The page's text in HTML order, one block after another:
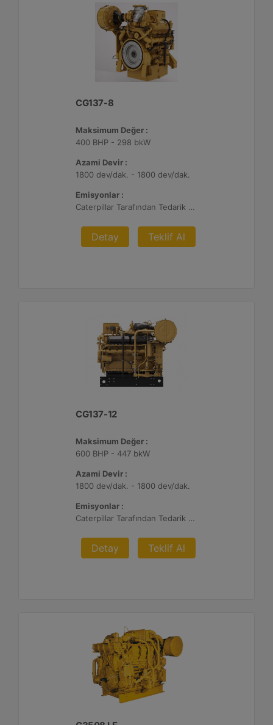
CG137-8
Maksimum Değer :
400 BHP - 298 bkW
Azami Devir :
1800 dev/dak. - 1800 dev/dak.
Emisyonlar :
Caterpillar Tarafından Tedarik Edilen veya Müşteri Tarafından Sağlanan Atık Arıtma ile NSPS Saha Uyumluluğuna Sahiptir, %0,5 O2 Ayar Noktası
Detay Teklif Al
CG137-12
Maksimum Değer :
600 BHP - 447 bkW
Azami Devir :
1800 dev/dak. - 1800 dev/dak.
Emisyonlar :
Caterpillar Tarafından Tedarik Edilen AFRC ve Müşteri Tarafından Sağlanan Atık Arıtma ile NSPS Saha Uyumluluğuna Sahiptir, %0,5 O2 Ayar Noktası
Detay Teklif Al